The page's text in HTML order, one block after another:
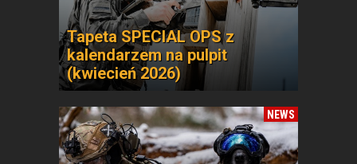
Tapeta SPECIAL OPS z
kalendarzem na pulpit
(kwiecień 2026)
NEWS